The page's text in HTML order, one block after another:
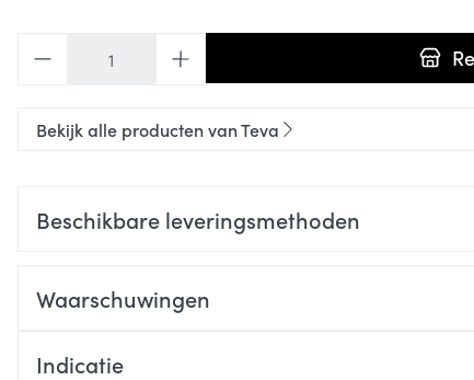
Bekijk alle producten van Teva
Beschikbare leveringsmethoden
Waarschuwingen
Indicatie